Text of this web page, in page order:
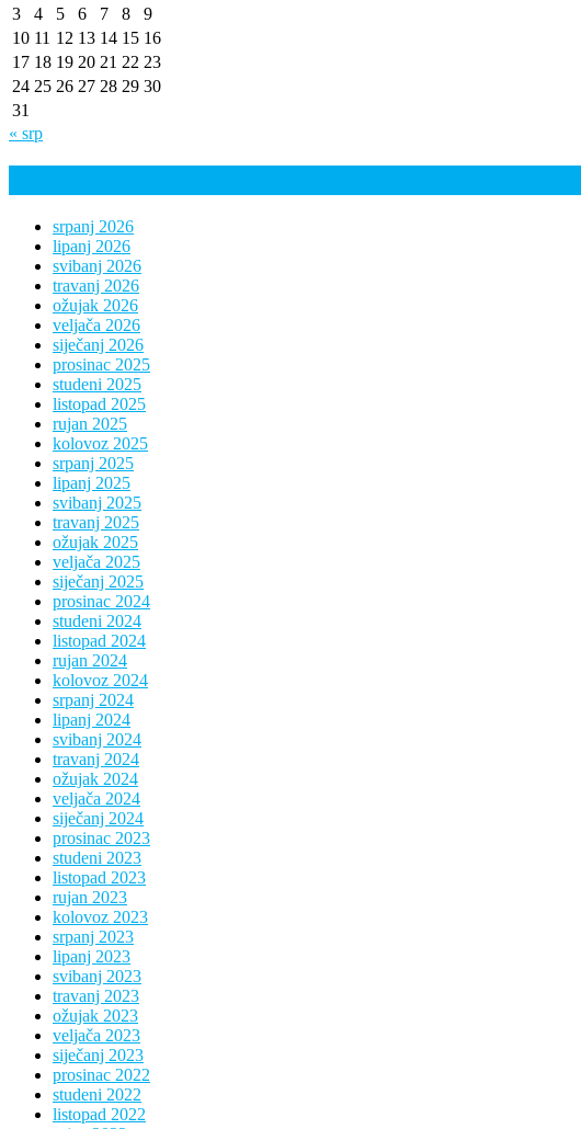
3
4 5 6 7 8
9
10 11 12 13 14 15 16
17 18 19 20 21 22 23
24 25 26 27 28 29 30
31
« srp
srpanj 2026
lipanj 2026
svibanj 2026
travanj 2026
ožujak 2026
veljača 2026
siječanj 2026
prosinac 2025
studeni 2025
listopad 2025
rujan 2025
kolovoz 2025
srpanj 2025
lipanj 2025
svibanj 2025
travanj 2025
ožujak 2025
veljača 2025
siječanj 2025
prosinac 2024
studeni 2024
listopad 2024
rujan 2024
kolovoz 2024
srpanj 2024
lipanj 2024
svibanj 2024
travanj 2024
ožujak 2024
veljača 2024
siječanj 2024
prosinac 2023
studeni 2023
listopad 2023
rujan 2023
kolovoz 2023
srpanj 2023
lipanj 2023
svibanj 2023
travanj 2023
ožujak 2023
veljača 2023
siječanj 2023
prosinac 2022
studeni 2022
listopad 2022